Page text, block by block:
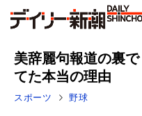
美辞麗句報道の裏
てた本当の理由
スポーツ 野球